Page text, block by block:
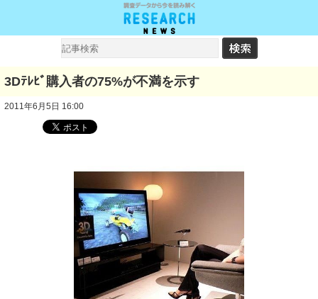
3Dﾃﾚﾋﾞ購入者の75%が不満を示す
2011年6月5日 16:00